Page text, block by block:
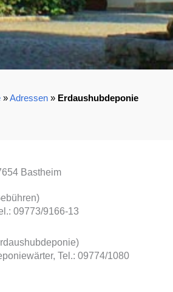
»Adressen» Erdaushubdeponie
Bastheim
09773/9166-13
Tel.: 09774/1080